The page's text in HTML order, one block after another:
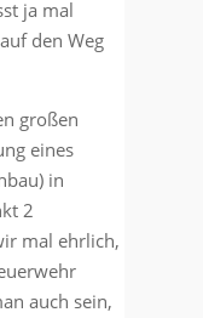
ja mal
den Weg
großen
eines
in
2
mal ehrlich,
auch sein,